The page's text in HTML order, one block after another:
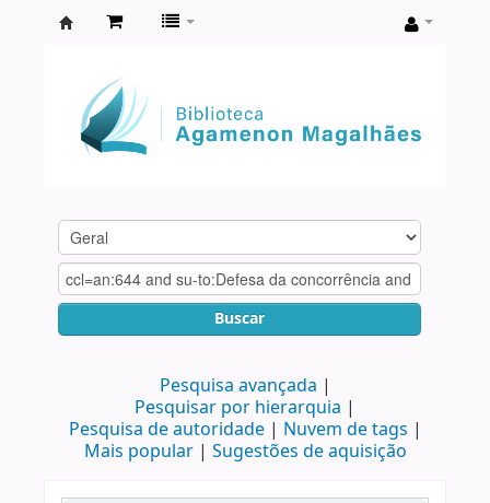
Agamenon
Magalhães
Buscar
Pesquisa avançada
Pesquisar por hierarquia
Pesquisa de autoridade
Nuvem de tags
Mais popular
Sugestões de aquisição